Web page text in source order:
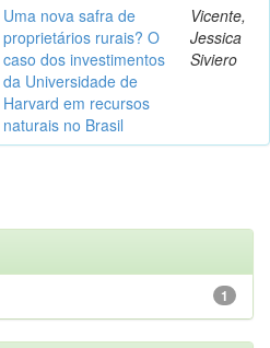
Uma nova safra de
proprietários rurais? O
caso dos investimentos
da Universidade de
Harvard em recursos
naturais no Brasil
Vicente,
Jessica
Siviero
1